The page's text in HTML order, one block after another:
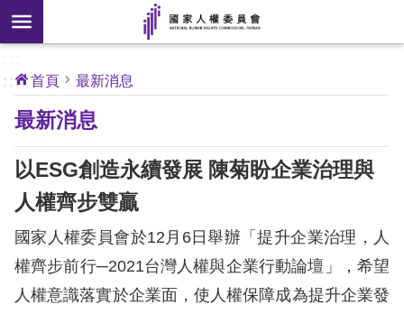
前往主要內容區塊
搜
尋
開
新
]
核
心
人
權
公
約
關
於
本
會
:::
首頁 最新消息
最新消息
以ESG創造永續發展 陳菊盼企業治理與
人權齊步雙贏
國家人權委員會於12月6日舉辦「提升企業治理，人
權齊步前行─2021台灣人權與企業行動論壇」，希望
人權意識落實於企業面，使人權保障成為提升企業發